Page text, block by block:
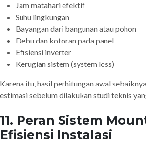
Jam matahari efektif
Suhu lingkungan
Bayangan dari bangunan atau pohon
Debu dan kotoran pada panel
Efisiensi inverter
Kerugian sistem (system loss)
Karena itu, hasil perhitungan awal
estimasi sebelum dilakukan studi teknis
11. Peran Sistem
Efisiensi Instalasi